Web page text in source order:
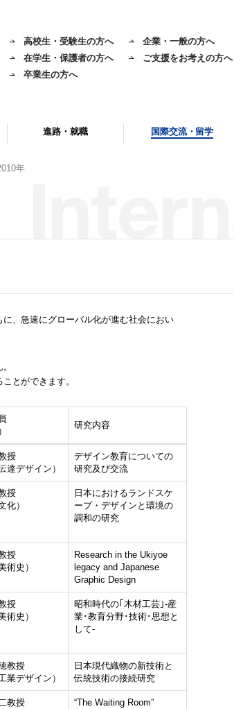
高校生・受験生の方へ
在学生・保護者の方へ
卒業生の方へ
企業・一般の方へ
ご支援をお考えの方へ
進路・就職 国際交流・留学
年
、急速にグローバル化が進む社会におい
とができます。
研究内容
授
達デザイン）
デザイン教育についての
研究及び交流
授
化）
日本におけるランドスケ
ープ・デザインと環境の
調和の研究
授
術史）
Research in the Ukiyoe
legacy and Japanese
Graphic Design
授
術史）
昭和時代の｢木材工芸｣-産
業･教育分野･技術･思想と
して-
教授
業デザイン）
日本現代織物の新技術と
伝統技術の接続研究
教授
“The Waiting Room”